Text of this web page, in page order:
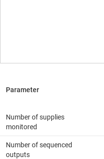
Number of supplies
monitored
Number of sequenced
outputs